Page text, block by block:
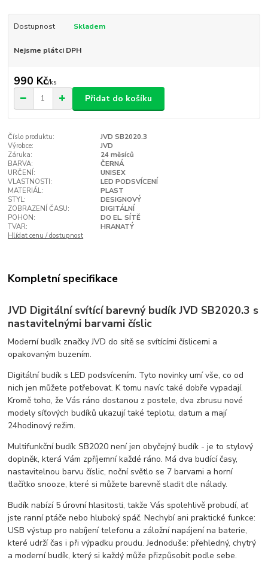
Dostupnost Skladem
Nejsme plátci DPH
990 Kč/ks
Přidat do košíku
Číslo produktu:
JVD SB2020.3
Výrobce:
JVD
Záruka:
24 měsíců
BARVA:
ČERNÁ
URČENÍ:
UNISEX
VLASTNOSTI:
LED PODSVÍCENÍ
MATERIÁL:
PLAST
STYL:
DESIGNOVÝ
ZOBRAZENÍ ČASU:
DIGITÁLNÍ
POHON:
DO EL. SÍTĚ
TVAR:
HRANATÝ
Hlídat cenu / dostupnost
Kompletní specifikace
JVD Digitální svítící barevný budík JVD SB2020.3 s
nastavitelnými barvami číslic
Moderní budík značky JVD do sítě se svítícími číslicemi a
opakovaným buzením.
Digitální budík s LED podsvícením. Tyto novinky umí vše, co od
nich jen můžete potřebovat. K tomu navíc také dobře vypadají.
Kromě toho, že Vás ráno dostanou z postele, dva zbrusu nové
modely síťových budíků ukazují také teplotu, datum a mají
24hodinový režim.
Multifunkční budík SB2020 není jen obyčejný budík - je to stylový
doplněk, která Vám zpříjemní každé ráno. Má dva budící časy,
nastavitelnou barvu číslic, noční světlo se 7 barvami a horní
tlačítko snooze, které si můžete barevně sladit dle nálady.
Budík nabízí 5 úrovní hlasitosti, takže Vás spolehlivě probudí, ať
jste ranní ptáče nebo hluboký spáč. Nechybí ani praktické funkce:
USB výstup pro nabíjení telefonu a záložní napájení na baterie,
které udrží čas i při výpadku proudu. Jednoduše: přehledný, chytrý
a moderní budík, který si každý může přizpůsobit podle sebe.